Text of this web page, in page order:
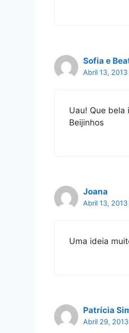
Sofia e
Abril 13,
Uau! Que bela
Beijinhos
Joana
Abril 13,
Uma ideia
Patrícia
Abril 29,